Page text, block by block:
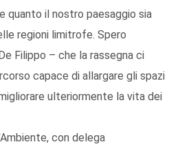
quanto il nostro paesaggio sia
regioni limitrofe. Spero
Filippo – che la rassegna ci
capace di allargare gli spazi
ulteriormente la vita dei
con delega